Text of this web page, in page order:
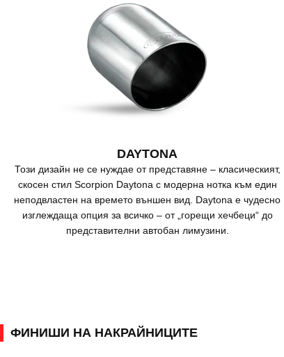
DAYTONA
Този дизайн не се нуждае от представяне – класическият,
скосен стил Scorpion Daytona с модерна нотка към един
неподвластен на времето външен вид. Daytona е чудесно
изглеждаща опция за всичко – от „горещи хечбеци“ до
представителни автобан лимузини.
ФИНИШИ НА НАКРАЙНИЦИТЕ